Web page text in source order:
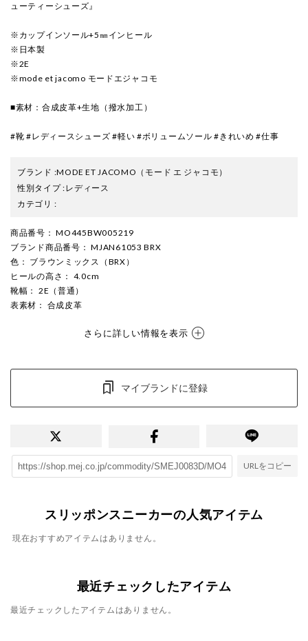
ューティーシューズ』
※カップインソール+5㎜インヒール
※日本製
※2E
※mode et jacomo モードエジャコモ
■素材：合成皮革+生地（撥水加工）
#靴 #レディースシューズ #軽い #ボリュームソール #きれいめ #仕事
ブランド :MODE ET JACOMO （モード エ ジャコモ）
性別タイプ:レディース
カテゴリ :
商品番号 ： MO445BW005219
ブランド商品番号 ： MJAN61053 BRX
色 ： ブラウンミックス（BRX）
ヒールの高さ ： 4.0cm
靴幅 ： 2E（普通）
表素材 ： 合成皮革
さらに詳しい情報を表示
マイブランドに登録
URLをコピー
スリッポンスニーカーの人気アイテム
現在おすすめアイテムはありません。
最近チェックしたアイテム
最近チェックしたアイテムはありません。